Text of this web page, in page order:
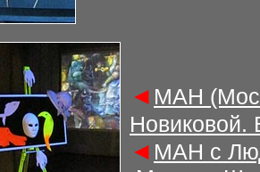
◄ МАН
Новиковой.
◄ МАН с